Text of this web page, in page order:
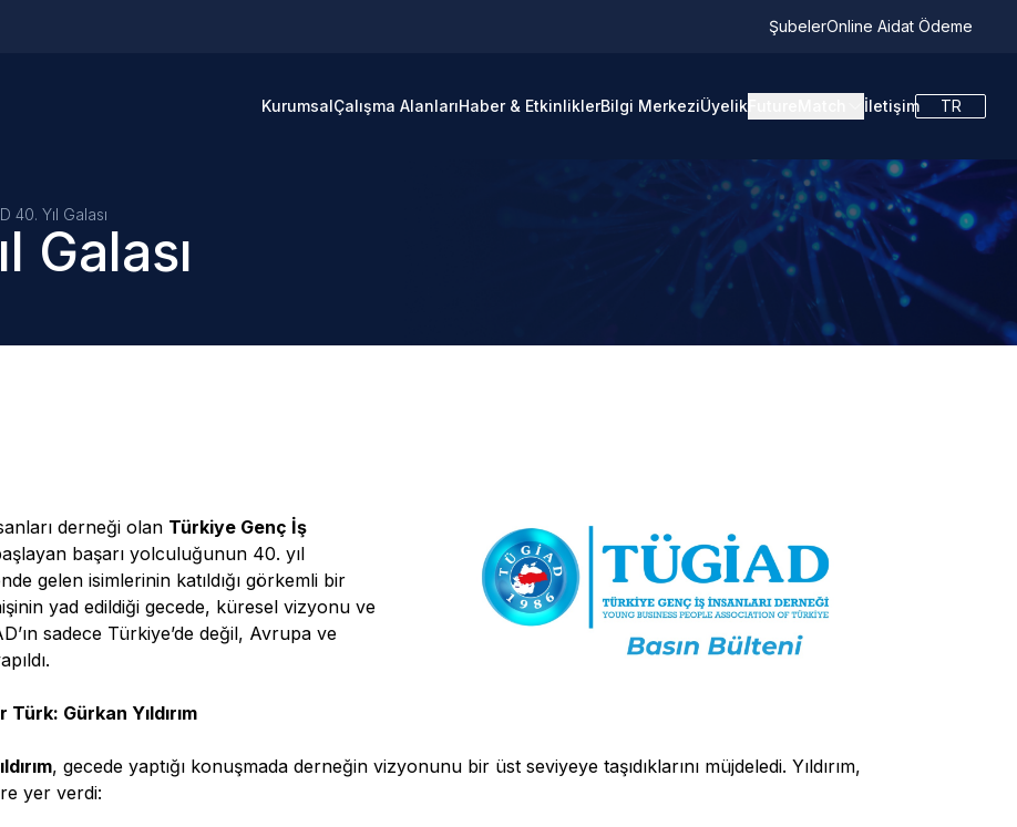
ŞubelerOnline Aidat Ödeme
KurumsalÇalışma AlanlarıHaber & EtkinliklerBilgi MerkeziÜyelik İletişim TR
40. Yıl Galası
Galası
derneği olan Türkiye Genç İş
başarı yolculuğunun 40. yıl
gelen isimlerinin katıldığı görkemli bir
yad edildiği gecede, küresel vizyonu ve
sadece Türkiye’de değil, Avrupa ve
Gürkan Yıldırım
, gecede yaptığı konuşmada derneğin vizyonunu bir üst seviyeye taşıdıklarını müjdeledi. Yıldırım,
yer verdi: